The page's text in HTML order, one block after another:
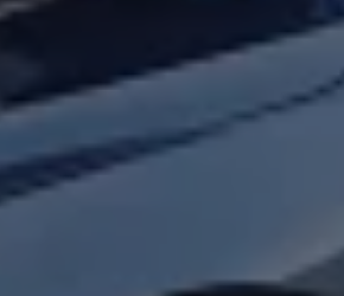
Volkswagen Kundenbetreuung